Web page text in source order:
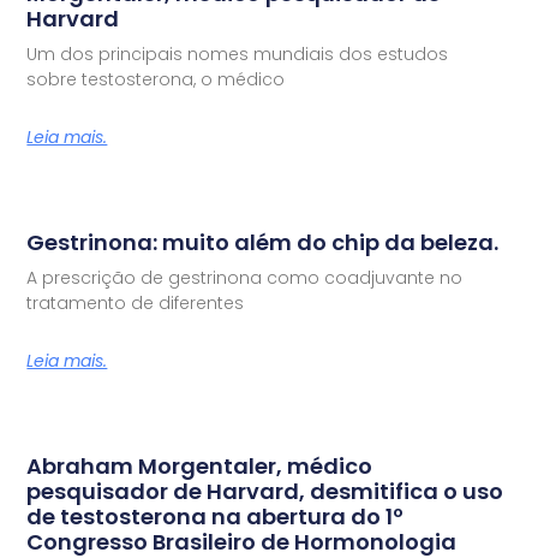
Harvard
Um dos principais nomes mundiais dos estudos
sobre testosterona, o médico
Leia mais.
Gestrinona: muito além do chip da beleza.
A prescrição de gestrinona como coadjuvante no
tratamento de diferentes
Leia mais.
Abraham Morgentaler, médico
pesquisador de Harvard, desmitifica o uso
de testosterona na abertura do 1º
Congresso Brasileiro de Hormonologia